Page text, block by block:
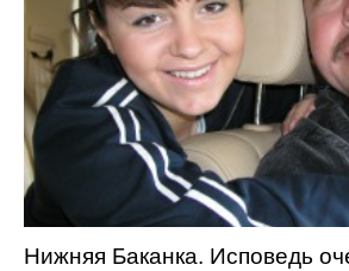
Нижняя Баканка. Исповедь